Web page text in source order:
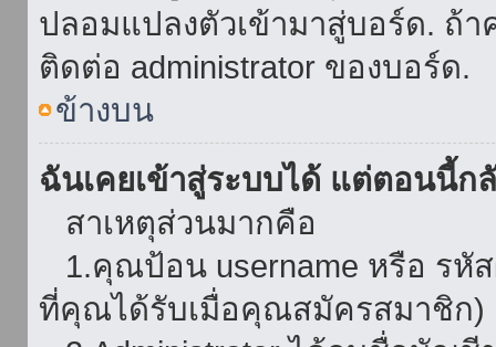
ปลอมแปลงตัวเข้ามาสู่บอร์ด. ถ้
ติดต่อ administrator ของบอร์ด.
ข้างบน
ฉันเคยเข้าสู่ระบบได้ แต่ตอนนี้ก
สาเหตุส่วนมากคือ
1.คุณป้อน username หรือ รหั
ที่คุณได้รับเมื่อคุณสมัครสมาชิก)